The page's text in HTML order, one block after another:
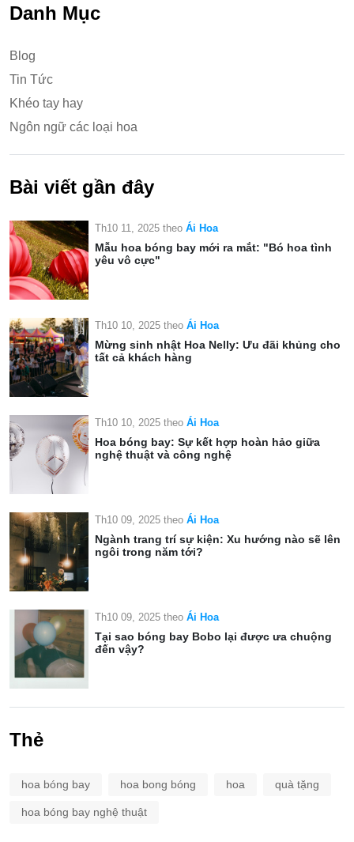
Danh Mục
Blog
Tin Tức
Khéo tay hay
Ngôn ngữ các loại hoa
Bài viết gần đây
Th10 11, 2025 theo Ái Hoa
Mẫu hoa bóng bay mới ra mắt: "Bó hoa tình
yêu vô cực"
Th10 10, 2025 theo Ái Hoa
Mừng sinh nhật Hoa Nelly: Ưu đãi khủng cho
tất cả khách hàng
Th10 10, 2025 theo Ái Hoa
Hoa bóng bay: Sự kết hợp hoàn hảo giữa
nghệ thuật và công nghệ
Th10 09, 2025 theo Ái Hoa
Ngành trang trí sự kiện: Xu hướng nào sẽ lên
ngôi trong năm tới?
Th10 09, 2025 theo Ái Hoa
Tại sao bóng bay Bobo lại được ưa chuộng
đến vậy?
Thẻ
hoa bóng bay hoa bong bóng hoa quà tặng
hoa bóng bay nghệ thuật